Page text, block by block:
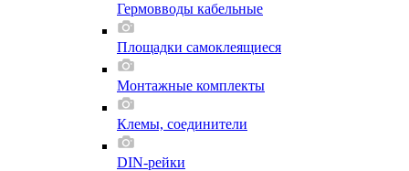
Гермовводы кабельные
Площадки самоклеящиеся
Монтажные комплекты
Клемы, соединители
DIN-рейки